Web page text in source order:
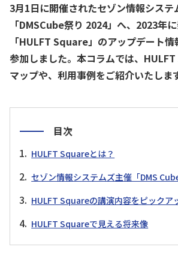
3月1日に開催されたセゾン情報システ
「DMSCube祭り 2024」へ、2023年
「HULFT Square」のアップデート
参加しました。本コラムでは、
マップや、利用事例をご紹介いたします
目次
HULFT Squareとは？
セゾン情報システムズ主催「DMS
HULFT Squareの講演内容をピックア
HULFT Squareで見える将来像